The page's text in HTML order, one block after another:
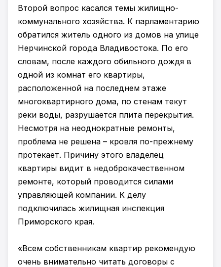
Второй вопрос касался темы жилищно-
коммунального хозяйства. К парламентарию
обратился житель одного из домов на улице
Нерчинской города Владивостока. По его
словам, после каждого обильного дождя в
одной из комнат его квартиры,
расположенной на последнем этаже
многоквартирного дома, по стенам текут
реки воды, разрушается плита перекрытия.
Несмотря на неоднократные ремонты,
проблема не решена – кровля по-прежнему
протекает. Причину этого владелец
квартиры видит в недоброкачественном
ремонте, который проводится силами
управляющей компании. К делу
подключилась жилищная инспекция
Приморского края.
«Всем собственникам квартир рекомендую
очень внимательно читать договоры с